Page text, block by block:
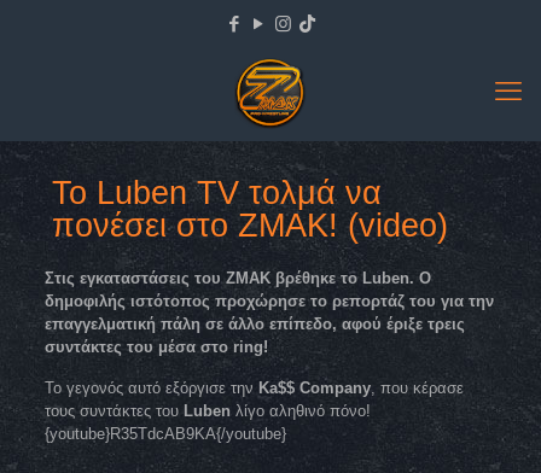
To Luben TV τoλμά να
πονέσει στο ΖΜΑΚ! (video)
Στις εγκαταστάσεις του ΖΜΑΚ βρέθηκε το Luben. Ο
δημοφιλής ιστότοπος προχώρησε το ρεπορτάζ του για την
επαγγελματική πάλη σε άλλο επίπεδο, αφού έριξε τρεις
συντάκτες του μέσα στο ring!
To γεγονός αυτό εξόργισε την Ka$$ Company, που κέρασε
τους συντάκτες τουLubenλίγο αληθινό πόνο!
{youtube}R35TdcAB9KA{/youtube}